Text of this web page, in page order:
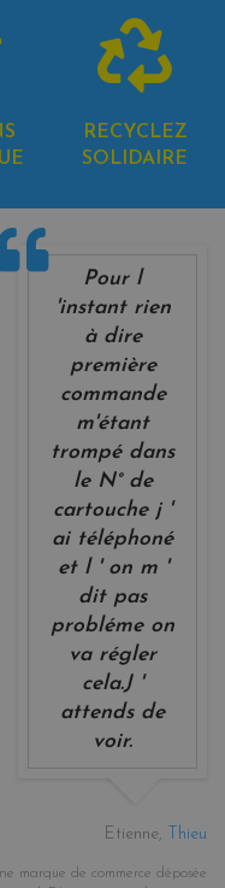
RECYCLEZ
SOLIDAIRE
Pour l
'instant rien
à dire
première
commande
m'étant
trompé dans
le N° de
cartouche j '
ai téléphoné
et l ' on m '
dit pas
probléme on
va régler
cela.J '
attends de
voir.
Etienne, Thieu
marque de commerce déposée